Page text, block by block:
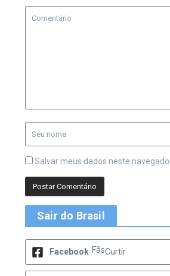
Salvar meus dados neste
Sair do Brasil
Facebook FãsCurtir